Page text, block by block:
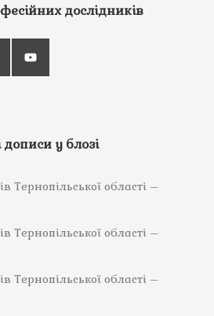
дослідників
дописи у блозі
Тернопільської області –
Тернопільської області –
Тернопільської області –